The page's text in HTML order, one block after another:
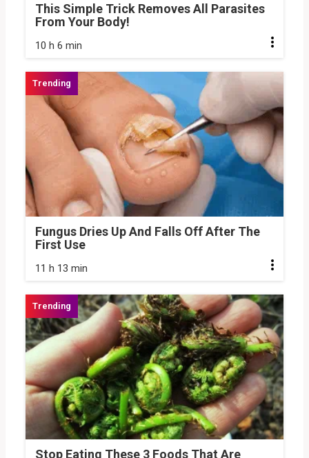
This Simple Trick Removes All Parasites
From Your Body!
10 h 6 min
Fungus Dries Up And Falls Off After The
First Use
11 h 13 min
Stop Eating These 3 Foods That Are